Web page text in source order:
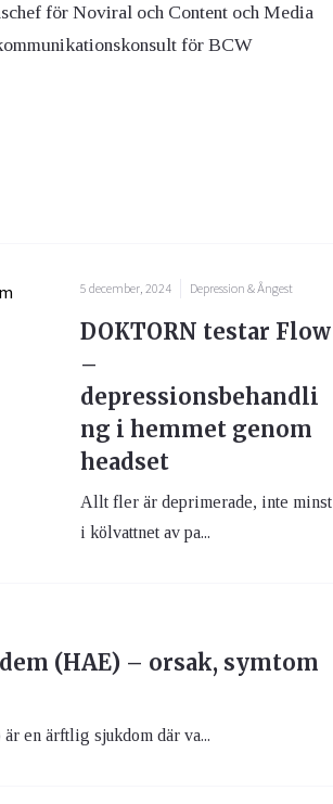
för Noviral och Content och Media
för BCW
5 december, 2024 Depression & Ångest
DOKTORN testar Flow
–
depressionsbehandli
ng i hemmet genom
headset
Allt fler är deprimerade, inte minst
i kölvattnet av pa...
(HAE) – orsak, symtom
en ärftlig sjukdom där va...